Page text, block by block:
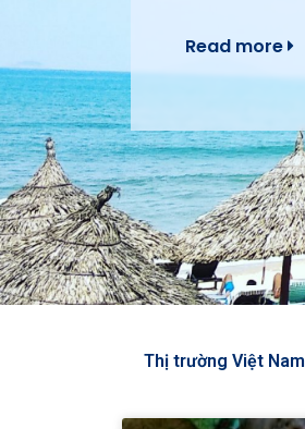
Read more
Thị trường Việt Nam